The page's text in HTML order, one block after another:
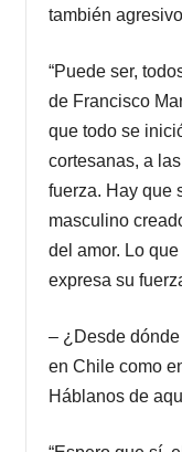
también
“Puede ser,
de Francisco
que todo se
cortesanas, a
fuerza. Hay que
masculino
del amor. Lo
expresa su
– ¿Desde
en Chile como
Háblanos de